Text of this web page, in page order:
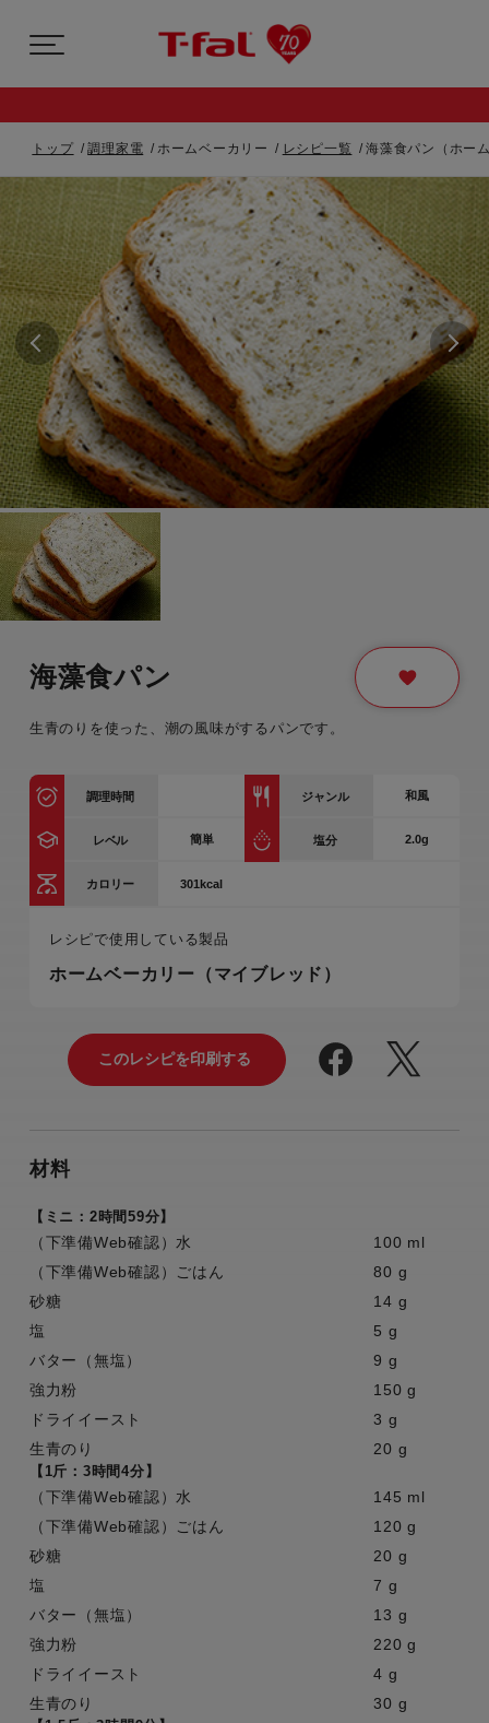
トップ 調理家電 ホームベーカリー レシピ一覧 海藻食パン（ホー
海藻食パン
生青のりを使った、潮の風味がするパンです。
調理時間 ジャンル 和風
レベル 簡単 塩分 2.0g
カロリー 301kcal
レシピで使用している製品
ホームベーカリー（マイブレッド）
材料
【ミニ：2時間59分】
（下準備Web確認）水
100 ml
（下準備Web確認）ごはん
80 g
砂糖
14 g
塩
5 g
バター（無塩）
9 g
強力粉
150 g
ドライイースト
3 g
生青のり
20 g
【1斤：3時間4分】
（下準備Web確認）水
145 ml
（下準備Web確認）ごはん
120 g
砂糖
20 g
塩
7 g
バター（無塩）
13 g
強力粉
220 g
ドライイースト
4 g
生青のり
30 g